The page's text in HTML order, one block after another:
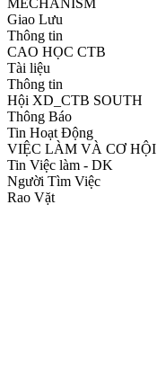
MECHANISM
Giao Lưu
Thông tin
CAO HỌC CTB
Tài liệu
Thông tin
Hội XD_CTB SOUTH
Thông Báo
Tin Hoạt Động
VIỆC LÀM VÀ CƠ HỘI
Tin Việc làm - DK
Người Tìm Việc
Rao Vặt